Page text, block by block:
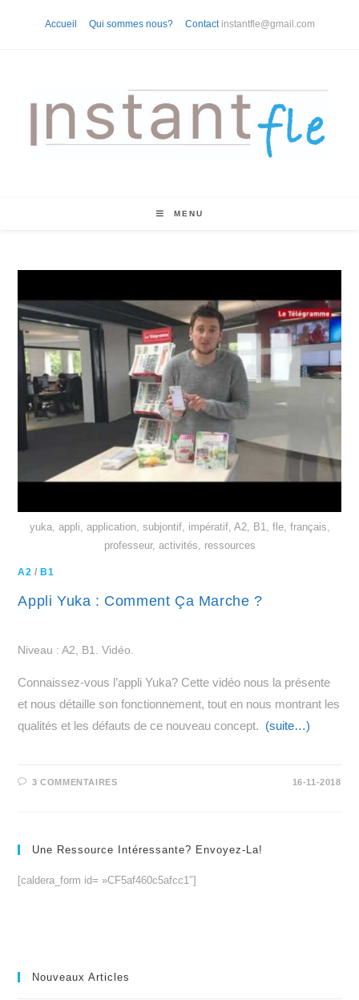
Accueil Qui sommes nous? Contact instantfle@gmail.com
MENU
yuka, appli, application, subjontif, impératif, A2, B1, fle, français,
professeur, activités, ressources
A2 /B1
Appli Yuka : Comment Ça Marche ?
Niveau : A2, B1. Vidéo.
Connaissez-vous l’appli Yuka? Cette vidéo nous la présente
et nous détaille son fonctionnement, tout en nous montrant les
qualités et les défauts de ce nouveau concept. (suite…)
3 COMMENTAIRES 16-11-2018
Une Ressource Intéressante? Envoyez-La!
[caldera_form id= »CF5af460c5afcc1″]
Nouveaux Articles